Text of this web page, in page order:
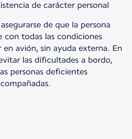
de carácter personal
de que la persona
con todas las condiciones
en avión, sin ayuda externa. En
las dificultades a bordo,
personas deficientes